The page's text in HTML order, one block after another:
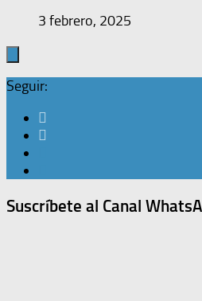
3 febrero, 2025
Seguir:
Suscríbete al Canal